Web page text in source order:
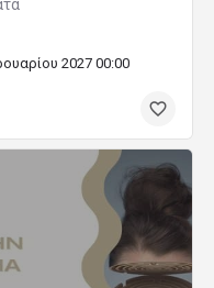
2027 00:00